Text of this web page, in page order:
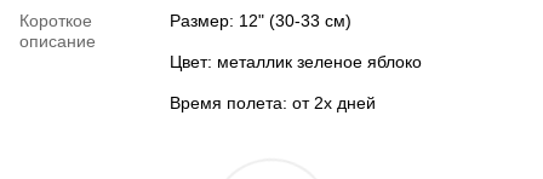
Короткое
описание
Размер: 12" (30-33 см)
Цвет: металлик зеленое яблоко
Время полета: от 2х дней